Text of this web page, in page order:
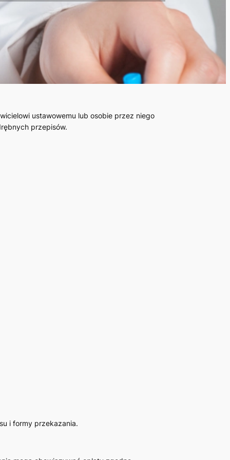
ustawowemu lub osobie przez niego
przepisów.
i formy przekazania.